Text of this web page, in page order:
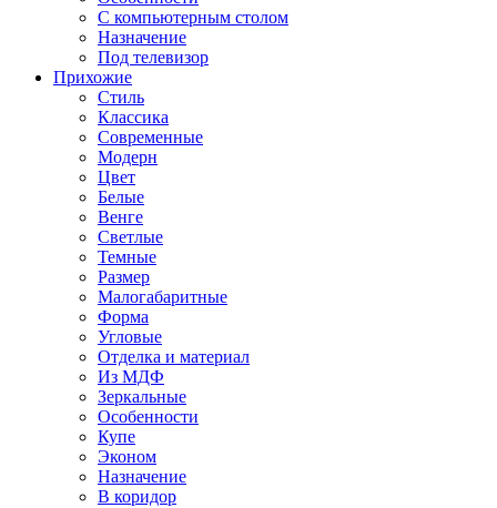
С компьютерным столом
Назначение
Под телевизор
Прихожие
Стиль
Классика
Современные
Модерн
Цвет
Белые
Венге
Светлые
Темные
Размер
Малогабаритные
Форма
Угловые
Отделка и материал
Из МДФ
Зеркальные
Особенности
Купе
Эконом
Назначение
В коридор